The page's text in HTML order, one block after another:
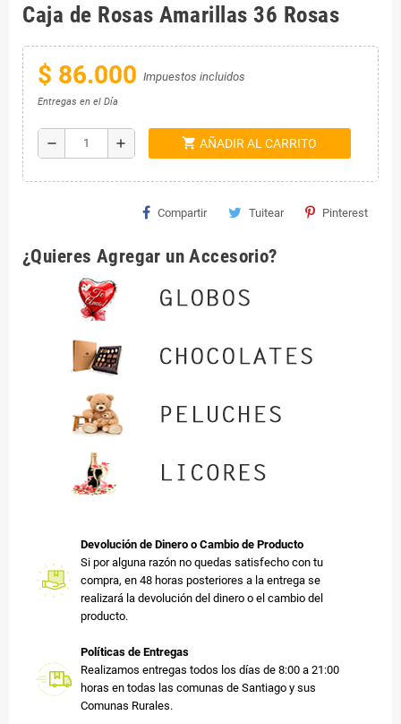
Caja de Rosas Amarillas 36 Rosas
$ 86.000 Impuestos incluidos
Entregas en el Día
remove add shopping_cart AÑADIR AL CARRITO
Compartir Tuitear Pinterest
¿Quieres Agregar un Accesorio?
Devolución de Dinero o Cambio de Producto
Si por alguna razón no quedas satisfecho con tu
compra, en 48 horas posteriores a la entrega se
realizará la devolución del dinero o el cambio del
producto.
Políticas de Entregas
Realizamos entregas todos los días de 8:00 a 21:00
horas en todas las comunas de Santiago y sus
Comunas Rurales.